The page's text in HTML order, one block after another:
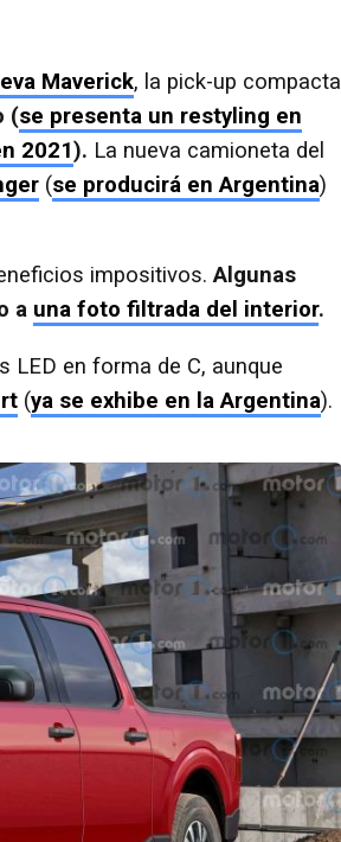
Maverick, la pick-up compacta
(se presenta un restyling en
2021). La nueva camioneta del
(se producirá en Argentina)
impositivos.Algunas
a una foto filtrada del interior.
LED en forma de C, aunque
(ya se exhibe en la Argentina).